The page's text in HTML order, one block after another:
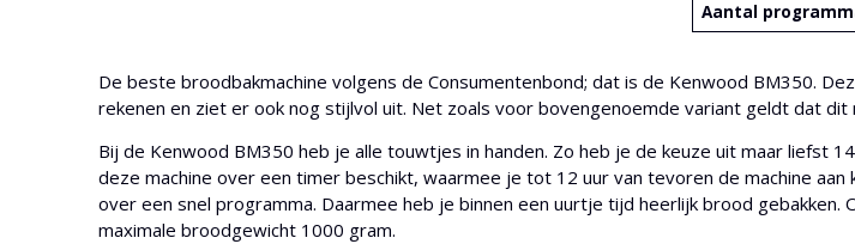
Aantal
De beste broodbakmachine volgens de Consumentenbond; dat is de Kenwood BM350.
rekenen en ziet er ook nog stijlvol uit. Net zoals voor bovengenoemde variant geldt dat dit
Bij de Kenwood BM350 heb je alle touwtjes in handen. Zo heb je de keuze uit maar liefst
deze machine over een timer beschikt, waarmee je tot 12 uur van tevoren de machine aan
over een snel programma. Daarmee heb je binnen een uurtje tijd heerlijk brood gebakken.
maximale broodgewicht 1000 gram.